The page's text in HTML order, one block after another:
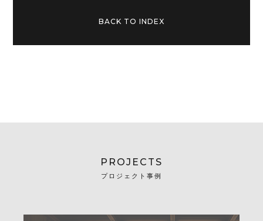
BACK TO INDEX
PROJECTS
プロジェクト事例